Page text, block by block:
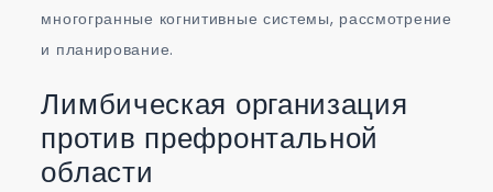
многогранные когнитивные системы, рассмотрение
и планирование.
Лимбическая организация
против префронтальной
области